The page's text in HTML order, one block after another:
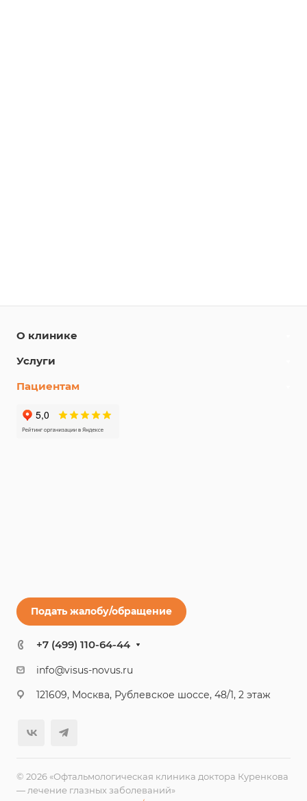
О клинике
Услуги
Пациентам
Подать жалобу/обращение
+7 (499) 110-64-44
info@visus-novus.ru
121609, Москва, Рублевское шоссе, 48/1, 2 этаж
© 2026 «Офтальмологическая клиника доктора Куренкова
— лечение глазных заболеваний»